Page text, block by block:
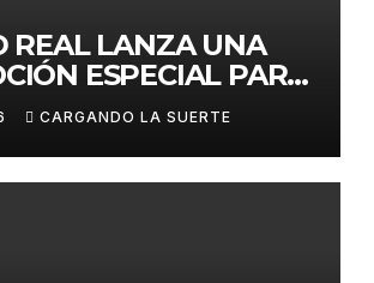
REAL LANZA UNA
ESPECIAL PARA
MENORES DE 25
LAS DOS GRANDES
ABONO
CARGANDO LA SUERTE